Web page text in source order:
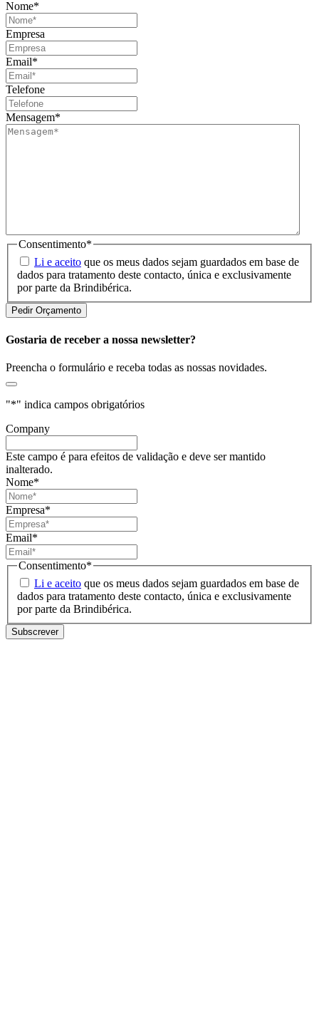
Nome*
Empresa
Email*
Telefone
Mensagem*
Consentimento*
Li e aceito que os meus dados sejam guardados em base de
dados para tratamento deste contacto, única e exclusivamente
por parte da Brindibérica.
Gostaria de receber a nossa newsletter?
Preencha o formulário e receba todas as nossas novidades.
"*" indica campos obrigatórios
Company
Este campo é para efeitos de validação e deve ser mantido
inalterado.
Nome*
Empresa*
Email*
Consentimento*
Li e aceito que os meus dados sejam guardados em base de
dados para tratamento deste contacto, única e exclusivamente
por parte da Brindibérica.